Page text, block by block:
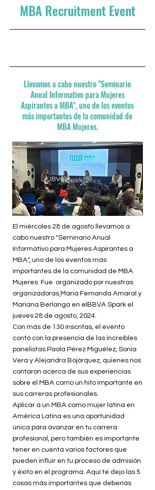
MBA Recruitment Event
Llevamos a cabo nuestro "Seminario
Anual Informativo para Mujeres
Aspirantes a MBA", uno de los eventos
más importantes de la comunidad de
MBA Mujeres.
El miércoles 28 de agosto llevamos a
cabo nuestro "Seminario Anual
Informativo para Mujeres Aspirantes a
MBA", uno de los eventos más
importantes de la comunidad de MBA
Mujeres. Fue organizado por nuestras
organizadoras Maria Fernanda Amaral y
Mariana Berlanga en elBBVA Spark el
jueves 28 de agosto, 2024.
Con más de 130 inscritas, el evento
contó con la presencia de las increíbles
panelistas Paola Pérez Miguélez, Sonia
Vera y Alejandra Bojórquez, quienes nos
contaron acerca de sus experiencias
sobre el MBA como un hito importante en
sus carreras profesionales.
Aplicar a un MBA como mujer latina en
América Latina es una oportunidad
única para avanzar en tu carrera
profesional, pero también es importante
tener en cuenta varios factores que
pueden influir en tu proceso de admisión
y éxito en el programa. Aquí te dejo las 5
cosas más importantes que deberías